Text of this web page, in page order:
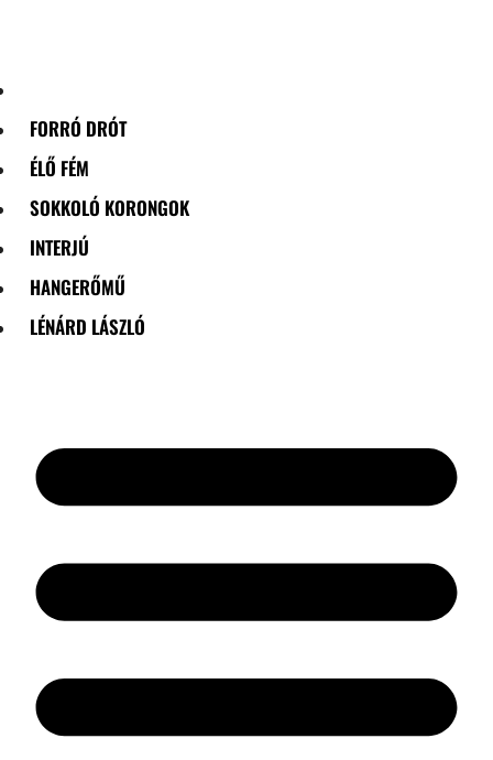
FORRÓ DRÓT
ÉLŐ FÉM
SOKKOLÓ KORONGOK
INTERJÚ
HANGERŐMŰ
LÉNÁRD LÁSZLÓ